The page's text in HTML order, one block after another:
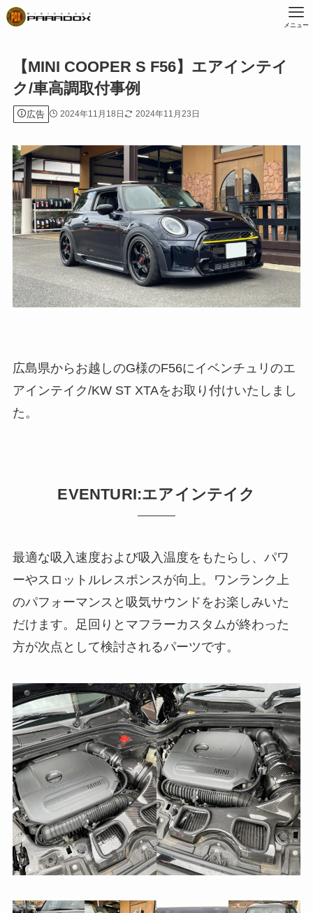
メニュー
【MINI COOPER S F56】エアインテイ
ク/車高調取付事例
広告 2024年11月18日 2024年11月23日
広島県からお越しのG様のF56にイベンチュリのエ
アインテイク/KW ST XTAをお取り付けいたしまし
た。
EVENTURI:エアインテイク
最適な吸入速度および吸入温度をもたらし、パワ
ーやスロットルレスポンスが向上。ワンランク上
のパフォーマンスと吸気サウンドをお楽しみいた
だけます。足回りとマフラーカスタムが終わった
方が次点として検討されるパーツです。